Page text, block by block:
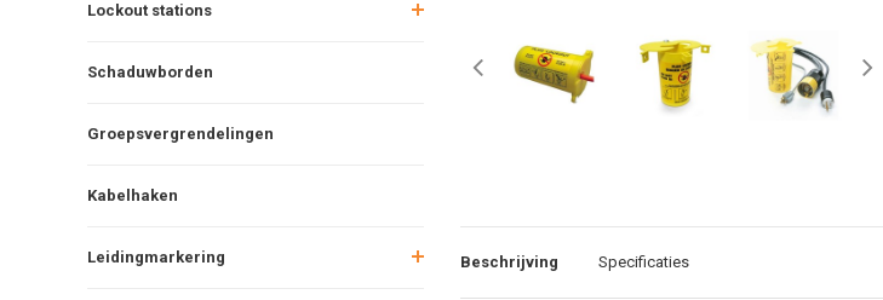
Lockout stations
Schaduwborden
Groepsvergrendelingen
Kabelhaken
Leidingmarkering Beschrijving Specificaties